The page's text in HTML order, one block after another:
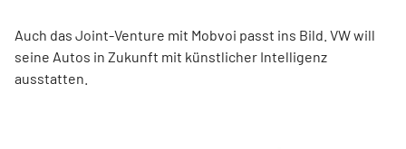
Auch das Joint-Venture mit Mobvoi passt ins Bild. VW will
seine Autos in Zukunft mit künstlicher Intelligenz
ausstatten.